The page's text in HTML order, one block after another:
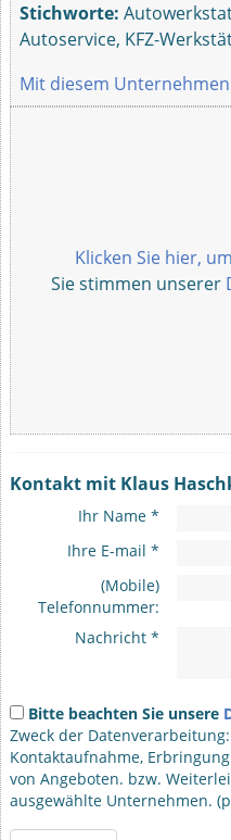
Stichworte:
Autoservice, KFZ-
Mit diesem
Klicken Sie hier,
Sie stimmen unserer
Kontakt mit Klaus
Ihr Name *
Ihre E-mail *
(Mobile)
Telefonnummer:
Nachricht *
Bitte beachten Sie unsere
Zweck der Datenverarbeitung:
Kontaktaufnahme,
von Angeboten. bzw.
ausgewählte Unternehmen.